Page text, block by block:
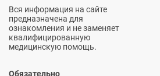
Вся информация на сайте
предназначена для
ознакомления и не заменяет
квалифицированную
медицинскую помощь.
Обязательно